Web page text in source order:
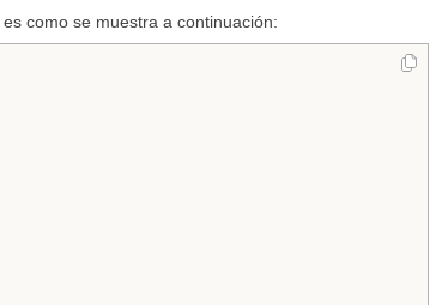
es como se muestra a continuación: